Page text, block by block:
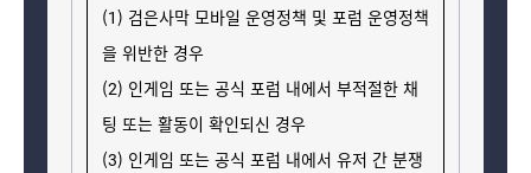
(1) 검은사막 모바일 운영정책 및 포럼 운영정책
을 위반한 경우
(2) 인게임 또는 공식 포럼 내에서 부적절한 채
팅 또는 활동이 확인되신 경우
(3) 인게임 또는 공식 포럼 내에서 유저 간 분쟁